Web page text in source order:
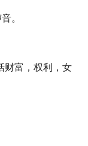
。
财富，权利，女